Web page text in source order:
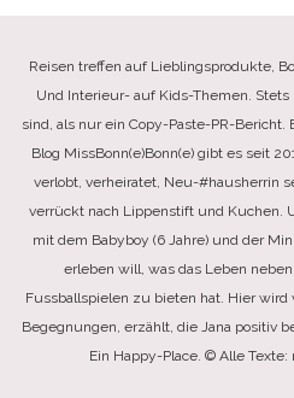
Reisen treffen auf Lieblingsprodukte,
Und Interieur- auf Kids-Themen.
sind, als nur ein Copy-Paste-PR-Bericht.
Blog MissBonn(e)Bonn(e) gibt es seit
verlobt, verheiratet, Neu-#hausherrin
verrückt nach Lippenstift und Kuchen.
mit dem Babyboy (6 Jahre) und der
erleben will, was das Leben
Fussballspielen zu bieten hat. Hier wird
Begegnungen, erzählt, die Jana positiv
Ein Happy-Place. © Alle